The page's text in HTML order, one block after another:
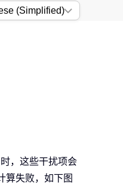
，这些干扰项会
算失败，如下图